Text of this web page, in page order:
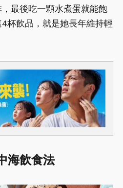
最後吃一顆水煮蛋就能飽
杯飲品，就是她長年維持輕
海飲食法